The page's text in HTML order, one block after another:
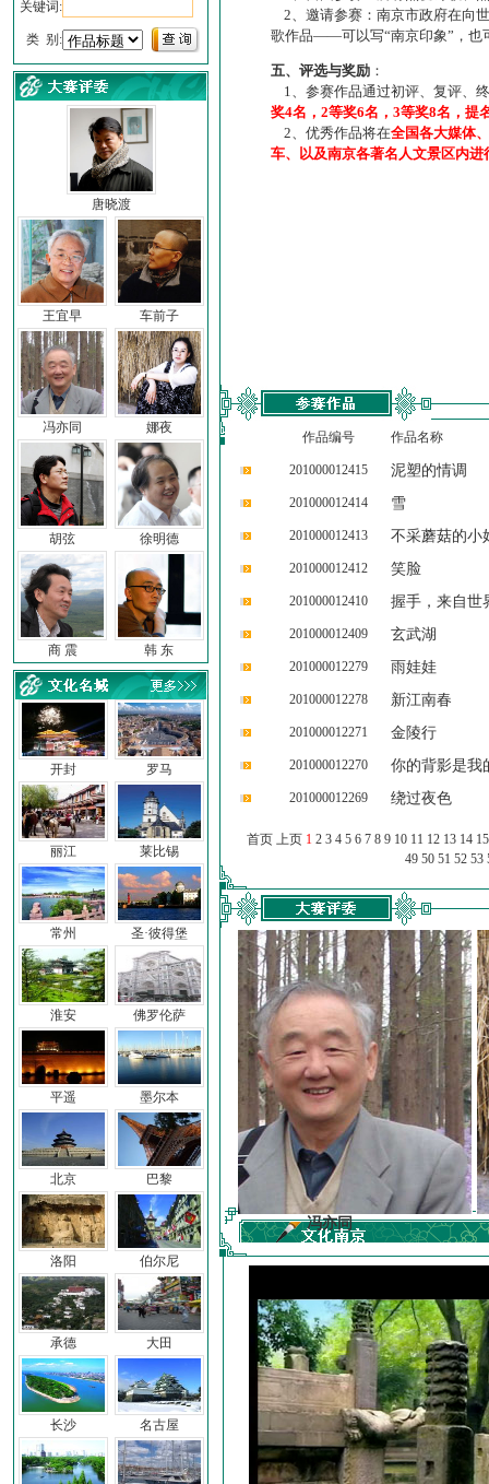
关键词:
类 别:
唐晓渡
王宜早 车前子
冯亦同 娜夜
胡弦 徐明德
商 震 韩 东
开封
丽江
常州
淮安
平遥
北京
洛阳
承德
长沙
罗马
莱比锡
圣·彼得堡
佛罗伦萨
墨尔本
巴黎
伯尔尼
大田
名古屋
2、邀请参赛：南京市政府在向
歌作品——可以写“南京印象”，也
五、评选与奖励 ：
1、参赛作品通过初评、复评、
奖4名，2等奖6名，3等奖8名，提
2、优秀作品将在全国各大媒体
车、以及南京各著名人文景区内进
作品编号 作品名称
201000012415 泥塑的情调
201000012414 雪
201000012413 不采蘑菇的小
201000012412 笑脸
201000012410 握手，来自世
201000012409 玄武湖
201000012279 雨娃娃
201000012278 新江南春
201000012271 金陵行
201000012270 你的背影是我
201000012269 绕过夜色
首页 上页 1 2 3 4 5 6 7 8 9 10 11 12 13 14 15
49 50 51 52 53
冯亦同